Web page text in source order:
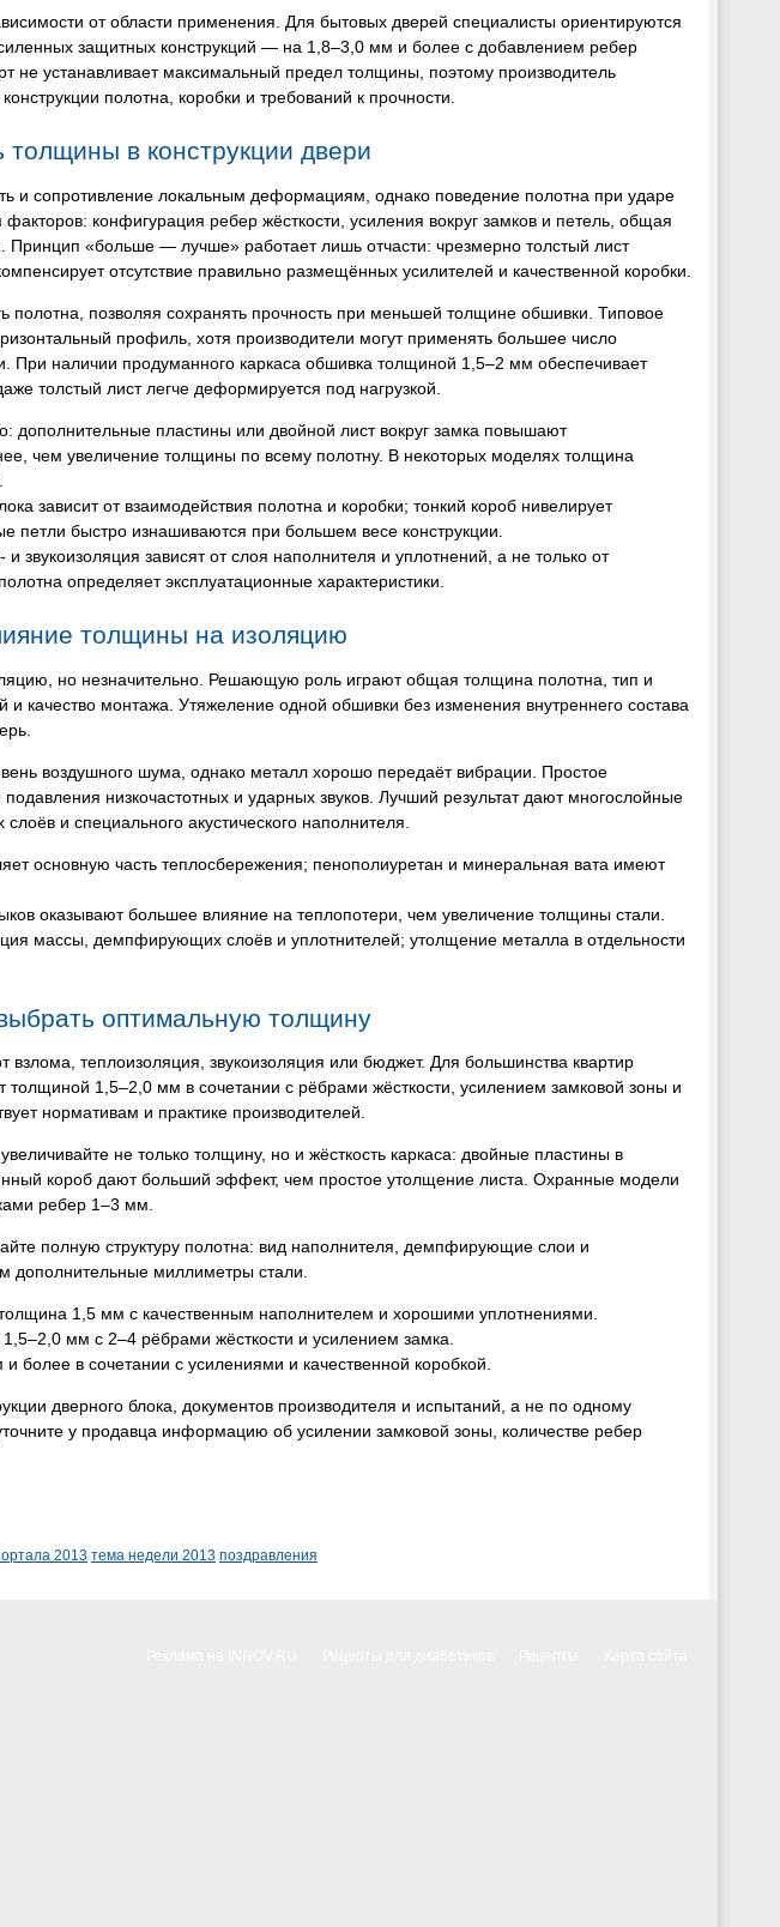
от области применения. Для бытовых дверей специалисты ориентируются
защитных конструкций — на 1,8–3,0 мм и более с добавлением ребер
не устанавливает максимальный предел толщины, поэтому производитель
полотна, коробки и требований к прочности.
толщины в конструкции двери
и сопротивление локальным деформациям, однако поведение полотна при ударе
конфигурация ребер жёсткости, усиления вокруг замков и петель, общая
Принцип «больше — лучше» работает лишь отчасти: чрезмерно толстый лист
отсутствие правильно размещённых усилителей и качественной коробки.
полотна, позволяя сохранять прочность при меньшей толщине обшивки. Типовое
профиль, хотя производители могут применять большее число
При наличии продуманного каркаса обшивка толщиной 1,5–2 мм обеспечивает
толстый лист легче деформируется под нагрузкой.
дополнительные пластины или двойной лист вокруг замка повышают
чем увеличение толщины по всему полотну. В некоторых моделях толщина
зависит от взаимодействия полотна и коробки; тонкий короб нивелирует
петли быстро изнашиваются при большем весе конструкции.
и звукоизоляция зависят от слоя наполнителя и уплотнений, а не только от
определяет эксплуатационные характеристики.
толщины на изоляцию
но незначительно. Решающую роль играют общая толщина полотна, тип и
и качество монтажа. Утяжеление одной обшивки без изменения внутреннего состава
воздушного шума, однако металл хорошо передаёт вибрации. Простое
низкочастотных и ударных звуков. Лучший результат дают многослойные
и специального акустического наполнителя.
основную часть теплосбережения; пенополиуретан и минеральная вата имеют
оказывают большее влияние на теплопотери, чем увеличение толщины стали.
массы, демпфирующих слоёв и уплотнителей; утолщение металла в отдельности
оптимальную толщину
взлома, теплоизоляция, звукоизоляция или бюджет. Для большинства квартир
1,5–2,0 мм в сочетании с рёбрами жёсткости, усилением замковой зоны и
нормативам и практике производителей.
не только толщину, но и жёсткость каркаса: двойные пластины в
короб дают больший эффект, чем простое утолщение листа. Охранные модели
ребер 1–3 мм.
полную структуру полотна: вид наполнителя, демпфирующие слои и
дополнительные миллиметры стали.
1,5 мм с качественным наполнителем и хорошими уплотнениями.
мм с 2–4 рёбрами жёсткости и усилением замка.
более в сочетании с усилениями и качественной коробкой.
дверного блока, документов производителя и испытаний, а не по одному
у продавца информацию об усилении замковой зоны, количестве ребер
2013 тема недели 2013 поздравления